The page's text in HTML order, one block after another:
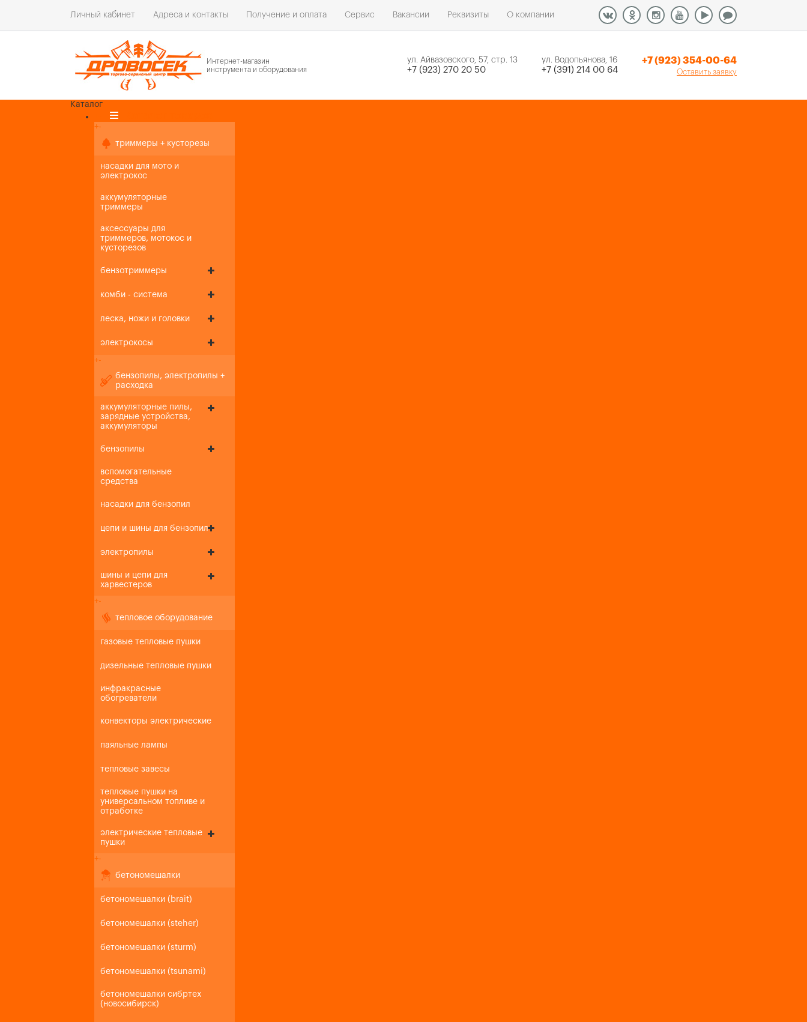
Личный кабинет Адреса и контакты Получение и оплата Сервис Вакансии Реквизиты О компании
Интернет-магазин
инструмента и оборудования
ул. Айвазовского, 57, стр. 13
+7 (923) 270 20 50
ул. Водопьянова, 16
+7 (391) 214 00 64
+7 (923) 354-00-64
Оставить заявку
Каталог
+-
триммеры + кусторезы
насадки для мото и
электрокос
аккумуляторные
триммеры
аксессуары для
триммеров, мотокос и
кусторезов
бензотриммеры
комби - система
леска, ножи и головки
электрокосы
+-
бензопилы, электропилы +
расходка
аккумуляторные пилы,
зарядные устройства,
аккумуляторы
бензопилы
вспомогательные
средства
насадки для бензопил
цепи и шины для бензопил
электропилы
шины и цепи для
харвестеров
+-
тепловое оборудование
газовые тепловые пушки
дизельные тепловые пушки
инфракрасные
обогреватели
конвекторы электрические
паяльные лампы
тепловые завесы
тепловые пушки на
универсальном топливе и
отработке
электрические тепловые
пушки
+-
бетономешалки
бетономешалки (brait)
бетономешалки (steher)
бетономешалки (sturm)
бетономешалки (tsunami)
бетономешалки сибртех
(новосибирск)